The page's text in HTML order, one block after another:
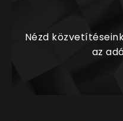
Nézd
az